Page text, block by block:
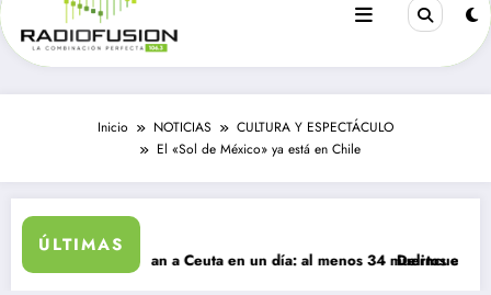
Inicio NOTICIAS
CULTURA Y ESPECTÁCULO
El «Sol de México» ya está en Chile
ÚLTIMAS
ingresan a Ceuta en un día: al menos 34 muertos en la crisis.
Delincuentes